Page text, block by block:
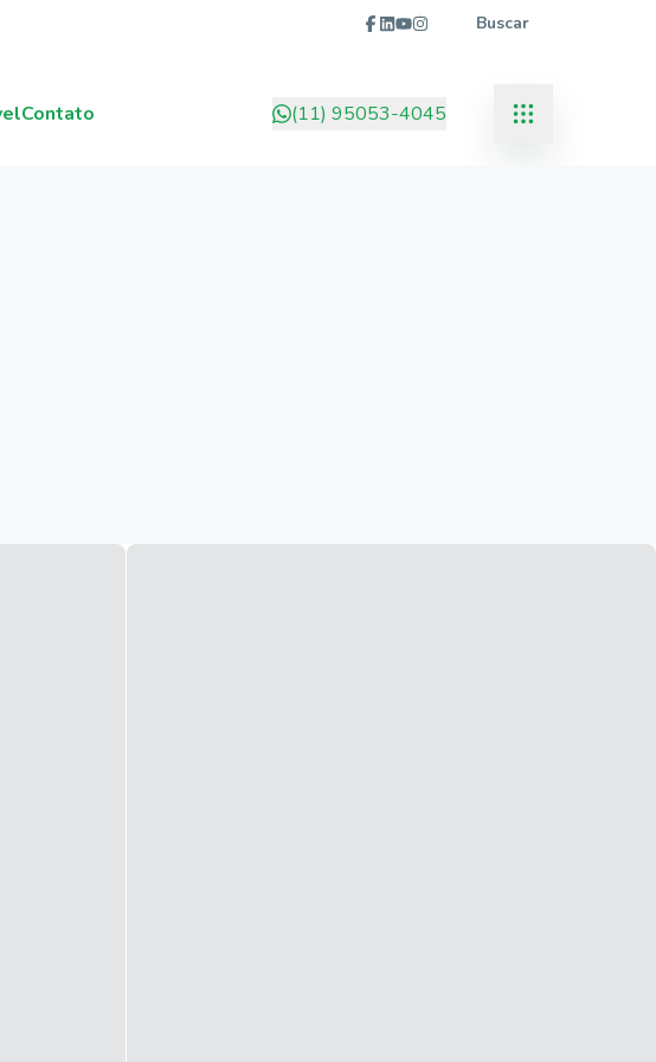
Buscar
Contato (11) 95053-4045